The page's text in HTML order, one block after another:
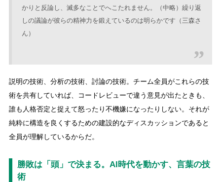
かりと反論し、滅多なことでへこたれません。（中略）繰り返
しの議論が彼らの精神力を鍛えているのは明らかです（三森さ
ん）
説明の技術、分析の技術、討論の技術。チーム全員がこれらの技
術を共有していれば、コードレビューで違う意見が出たときも、
誰も人格否定と捉えて怒ったり不機嫌になったりしない。それが
純粋に構造を良くするための建設的なディスカッションであると
全員が理解しているからだ。
勝敗は「頭」で決まる。AI時代を動かす、言葉の技
術